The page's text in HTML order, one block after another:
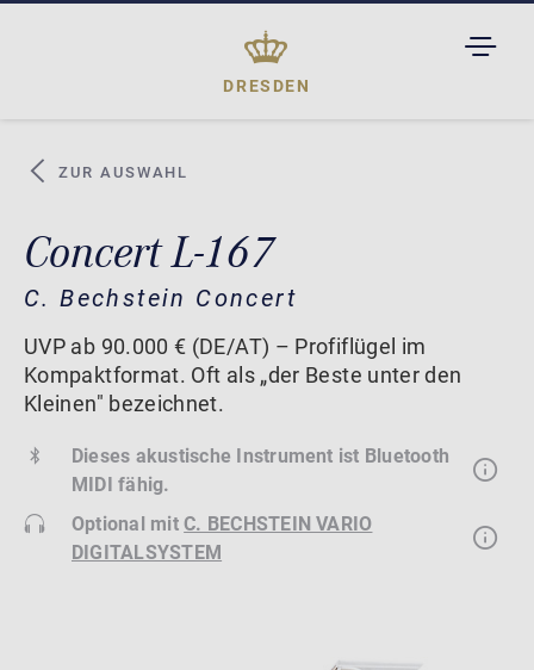
DRESDEN
ZUR AUSWAHL
Concert L-167
C. Bechstein Concert
UVP ab 90.000 € (DE/AT) – Profiflügel im
Kompaktformat. Oft als „der Beste unter den
Kleinen" bezeichnet.
Dieses akustische Instrument ist Bluetooth
MIDI fähig.
Optional mitC. BECHSTEIN VARIO
DIGITALSYSTEM